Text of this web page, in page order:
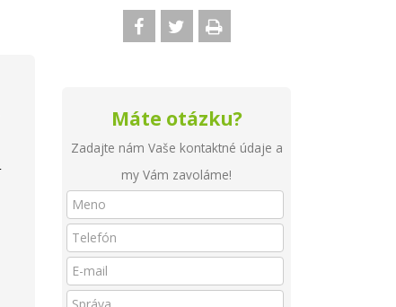
Máte otázku?
Zadajte nám Vaše kontaktné údaje a
my Vám zavoláme!